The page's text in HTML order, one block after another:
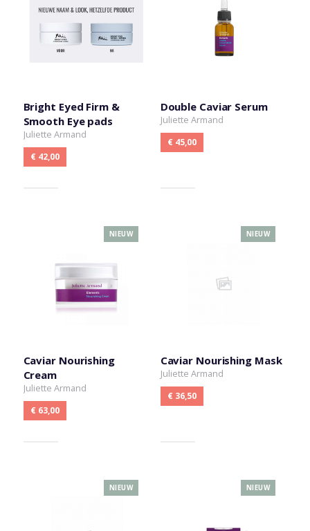
Bright Eyed Firm &
Smooth Eye pads
Juliette Armand
€ 42,00
Double Caviar Serum
Juliette Armand
€ 45,00
Caviar Nourishing
Cream
Juliette Armand
€ 63,00
NIEUW
Caviar Nourishing Mask
Juliette Armand
€ 36,50
NIEUW
NIEUW NIEUW